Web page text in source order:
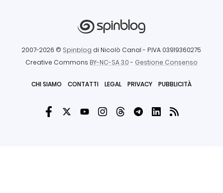
2007-2026 © Spinblog di Nicolò Canal - P.IVA 03919360275
Creative Commons BY-NC-SA 3.0- Gestione Consenso
CHI SIAMO CONTATTI LEGAL PRIVACY PUBBLICITÀ